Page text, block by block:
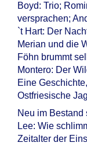
Boyd: Trio;
versprachen;
`t Hart: Der
Merian und die
Föhn brummt
Montero: Der
Eine
Ostfriesische
Neu im
Lee: Wie
Zeitalter der